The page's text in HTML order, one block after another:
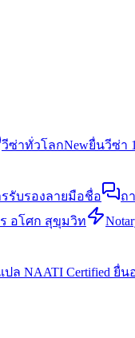
วีซ่าทั่วโลกNewยื่นวีซ่า
รับรองลายมือชื่อ ถ
อโศก สุขุมวิท
ปล NAATI Certified ยื่น